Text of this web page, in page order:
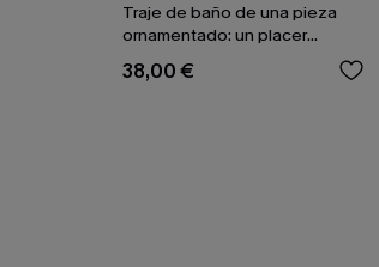
Traje de baño de una pieza
ornamentado: un placer
culpable
38,00 €